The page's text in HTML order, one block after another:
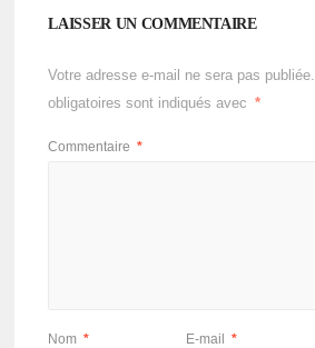
LAISSER UN COMMENTAIRE
Votre adresse e-mail ne sera pas publiée.
obligatoires sont indiqués avec
*
Commentaire *
Nom * E-mail *